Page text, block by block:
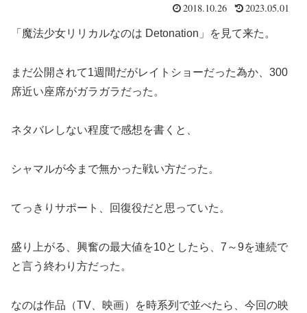
2018.10.26 2023.05.01
「魔法少女リリカルなのは Detonation」を見て来た。
まだ公開されて1週間だがレイトショーだった為か、300
席近い座席がガラガラだった。
ネタバレしない程度で感想を書くと、
シャマルが今まで無かった戦い方だった。
てっきりサポート、回復役だと思っていた。
盛り上がる、興奮の最大値を10としたら、7～9を連続で
と言う終わり方だった。
なのは作品（TV、映画）を時系列で並べたら、今回の映